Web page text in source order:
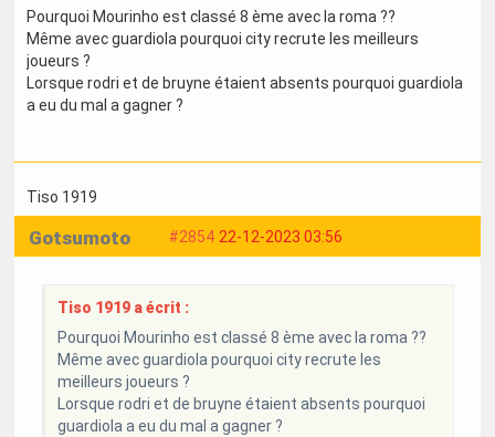
Pourquoi Mourinho est classé 8 ème avec la roma ??
Même avec guardiola pourquoi city recrute les meilleurs
joueurs ?
Lorsque rodri et de bruyne étaient absents pourquoi guardiola
a eu du mal a gagner ?
Tiso 1919
#2854 22-12-2023 03:56
Gotsumoto
Tiso 1919 a écrit :
Pourquoi Mourinho est classé 8 ème avec la roma ??
Même avec guardiola pourquoi city recrute les
meilleurs joueurs ?
Lorsque rodri et de bruyne étaient absents pourquoi
guardiola a eu du mal a gagner ?